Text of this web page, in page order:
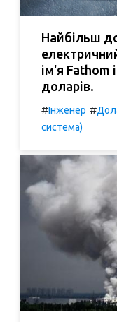
Найбільш
ім'я Fathom
доларів.
#Інженер #
система)